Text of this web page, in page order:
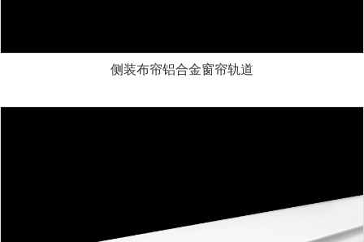
侧装布帘铝合金窗帘轨道